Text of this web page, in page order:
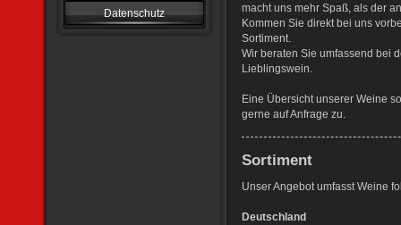
Datenschutz
macht uns mehr Spaß, als der
Kommen Sie direkt bei uns
Sortiment.
Wir beraten Sie umfassend bei
Lieblingswein.
Eine Übersicht unserer Weine
gerne auf Anfrage zu.
Sortiment
Unser Angebot umfasst Weine
Deutschland